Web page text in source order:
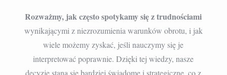
Rozważmy, jak często spotykamy się z trudnościami
wynikającymi z niezrozumienia warunków obrotu, i jak
wiele możemy zyskać, jeśli nauczymy się je
interpretować poprawnie. Dzięki tej wiedzy, nasze
decyzje staną się bardziej świadome i strategiczne, co z